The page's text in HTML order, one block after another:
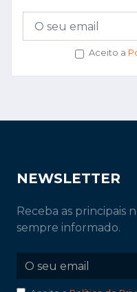
Aceito a
NEWSLETTER
Receba as principais
sempre informado.